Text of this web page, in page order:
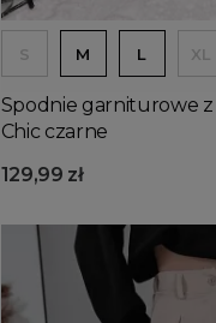
S M L XL
Spodnie garniturowe
Chic czarne
129,99 zł